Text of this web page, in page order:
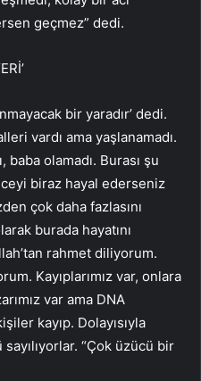
geçmez” dedi.
bir yaradır’ dedi.
vardı ama yaşlanamadı.
baba olamadı. Burası şu
biraz hayal ederseniz
çok daha fazlasını
burada hayatını
rahmet diliyorum.
Kayıplarımız var, onlara
var ama DNA
kayıp. Dolayısıyla
“Çok üzücü bir